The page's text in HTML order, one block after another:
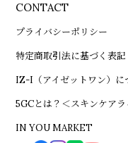
CONTACT
プライバシーポリシー
特定商取引法に基づく表記
IZ-I（アイゼットワン）に
5GCとは？＜スキンケアラ
IN YOU MARKET